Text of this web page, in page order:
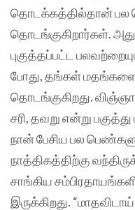
தொடக்கத்தில்தான் பல
தொடங்குகிறார்கள்.
புகுத்தப்பட்ட
போது, தங்கள் மதங்களைப்
தொடங்குகிறது.
சரி, தவறு என்று
நான் பேசிய பல
நாத்திகத்திற்கு
சாங்கிய
இருக்கிறது.